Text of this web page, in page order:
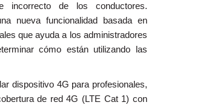
incorrecto de los conductores.
nueva funcionalidad basada en
que ayuda a los administradores
cómo están utilizando las
dispositivo 4G para profesionales,
de red 4G (LTE Cat 1) con